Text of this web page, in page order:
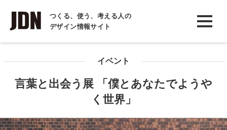
つくる、使う、考える人の
デザイン情報サイト
INTERVIEW
インタビュー
イベント
言葉と出会う展 「僕とあなたでようや
く世界」